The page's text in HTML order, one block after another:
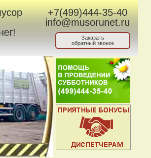
+7(499)444-35-40
info@musorunet.ru
Заказать
обратный звонок